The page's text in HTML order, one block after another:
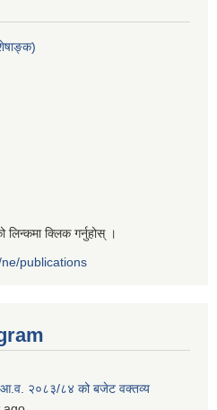
लिन्कमा क्लिक गर्नुहोस् ।
publications
आ.व. २०८३/८४ को बजेट वक्तव्य